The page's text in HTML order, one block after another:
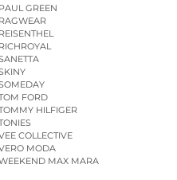
PAUL GREEN
RAGWEAR
REISENTHEL
RICHROYAL
FORD
HILFIGER
COLLECTIVE
MODA
MAX MARA